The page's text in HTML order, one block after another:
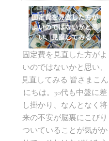
固定費を見直した方がよ
いのではないかと思い、
見直してみる 皆さまこん
にちは。30代も中盤に差
し掛かり、なんとなく将
来の不安が脳裏にこびり
ついていることが気がか